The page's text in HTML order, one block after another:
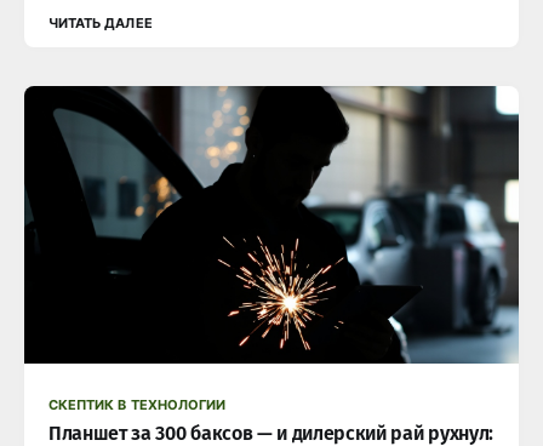
ЧИТАТЬ ДАЛЕЕ
СКЕПТИК В ТЕХНОЛОГИИ
Планшет за 300 баксов — и дилерский рай рухнул: